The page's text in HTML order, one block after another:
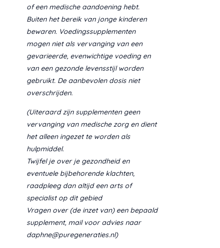
of een medische aandoening hebt.
Buiten het bereik van jonge kinderen
bewaren. Voedingssupplementen
mogen niet als vervanging van een
gevarieerde, evenwichtige voeding en
van een gezonde levensstijl worden
gebruikt. De aanbevolen dosis niet
overschrijden.
(Uiteraard zijn supplementen geen
vervanging van medische zorg en dient
het alleen ingezet te worden als
hulpmiddel.
Twijfel je over je gezondheid en
eventuele bijbehorende klachten,
raadpleeg dan altijd een arts of
specialist op dit gebied
Vragen over (de inzet van) een bepaald
supplement, mail voor advies naar
daphne@puregeneraties.nl)